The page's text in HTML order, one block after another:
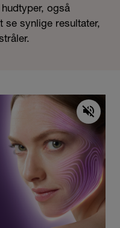
også
synlige resultater,